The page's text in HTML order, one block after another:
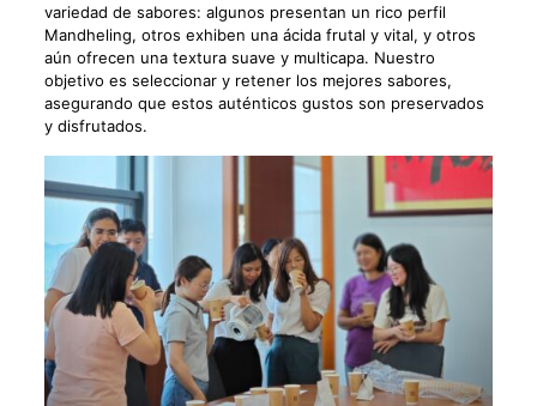
variedad de sabores: algunos presentan un rico perfil
Mandheling, otros exhiben una ácida frutal y vital, y otros
aún ofrecen una textura suave y multicapa. Nuestro
objetivo es seleccionar y retener los mejores sabores,
asegurando que estos auténticos gustos son preservados
y disfrutados.